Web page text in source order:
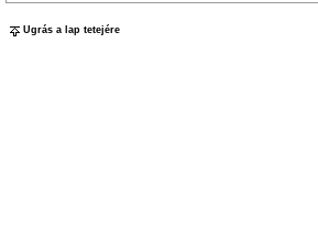
Ugrás a lap tetejére